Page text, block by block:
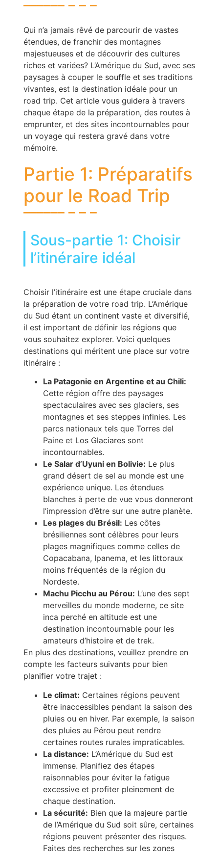
Qui n’a jamais rêvé de parcourir de vastes
étendues, de franchir des montagnes
majestueuses et de découvrir des cultures
riches et variées? L’Amérique du Sud, avec ses
paysages à couper le souffle et ses traditions
vivantes, est la destination idéale pour un
road trip. Cet article vous guidera à travers
chaque étape de la préparation, des routes à
emprunter, et des sites incontournables pour
un voyage qui restera gravé dans votre
mémoire.
Partie 1: Préparatifs
pour le Road Trip
Sous-partie 1: Choisir
l’itinéraire idéal
Choisir l’itinéraire est une étape cruciale dans
la préparation de votre road trip. L’Amérique
du Sud étant un continent vaste et diversifié,
il est important de définir les régions que
vous souhaitez explorer. Voici quelques
destinations qui méritent une place sur votre
itinéraire :
La Patagonie en Argentine et au Chili:
Cette région offre des paysages
spectaculaires avec ses glaciers, ses
montagnes et ses steppes infinies. Les
parcs nationaux tels que Torres del
Paine et Los Glaciares sont
incontournables.
Le Salar d’Uyuni en Bolivie: Le plus
grand désert de sel au monde est une
expérience unique. Les étendues
blanches à perte de vue vous donneront
l’impression d’être sur une autre planète.
Les plages du Brésil: Les côtes
brésiliennes sont célèbres pour leurs
plages magnifiques comme celles de
Copacabana, Ipanema, et les littoraux
moins fréquentés de la région du
Nordeste.
Machu Picchu au Pérou: L’une des sept
merveilles du monde moderne, ce site
inca perché en altitude est une
destination incontournable pour les
amateurs d’histoire et de trek.
En plus des destinations, veuillez prendre en
compte les facteurs suivants pour bien
planifier votre trajet :
Le climat: Certaines régions peuvent
être inaccessibles pendant la saison des
pluies ou en hiver. Par exemple, la saison
des pluies au Pérou peut rendre
certaines routes rurales impraticables.
La distance: L’Amérique du Sud est
immense. Planifiez des étapes
raisonnables pour éviter la fatigue
excessive et profiter pleinement de
chaque destination.
La sécurité: Bien que la majeure partie
de l’Amérique du Sud soit sûre, certaines
régions peuvent présenter des risques.
Faites des recherches sur les zones